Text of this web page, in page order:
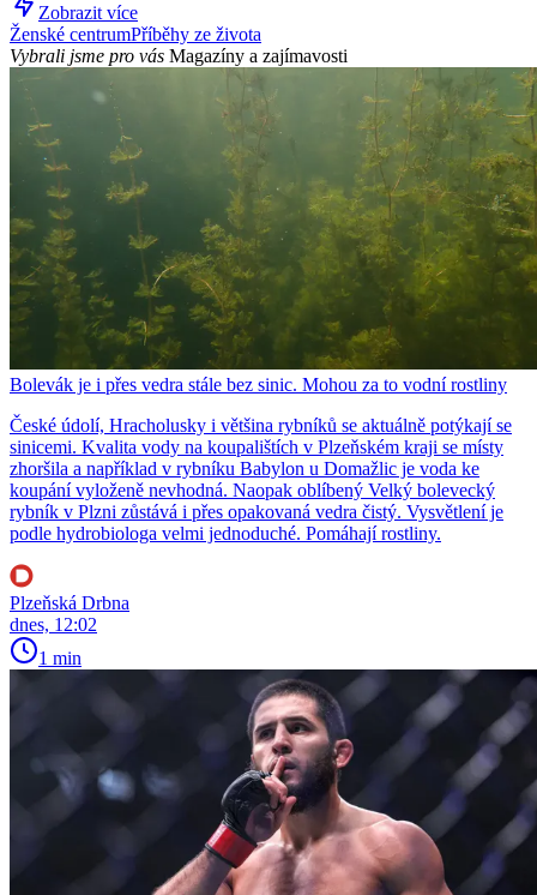
Zobrazit více
Ženské centrumPříběhy ze života
Vybrali jsme pro vás Magazíny a zajímavosti
Bolevák je i přes vedra stále bez sinic. Mohou za to vodní rostliny
České údolí, Hracholusky i většina rybníků se aktuálně potýkají se
sinicemi. Kvalita vody na koupalištích v Plzeňském kraji se místy
zhoršila a například v rybníku Babylon u Domažlic je voda ke
koupání vyloženě nevhodná. Naopak oblíbený Velký bolevecký
rybník v Plzni zůstává i přes opakovaná vedra čistý. Vysvětlení je
podle hydrobiologa velmi jednoduché. Pomáhají rostliny.
Plzeňská Drbna
dnes, 12:02
1 min